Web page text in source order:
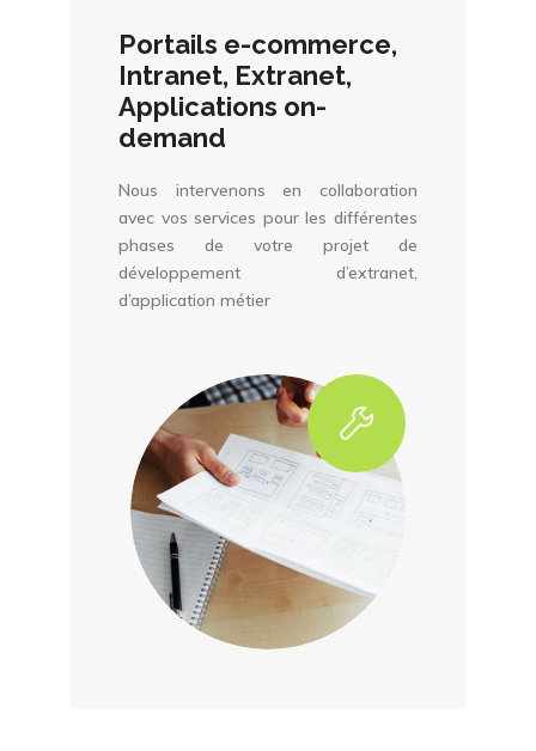
Portails e-commerce,
Intranet, Extranet,
Applications on-
demand
Nous intervenons en collaboration
avec vos services pour les différentes
phases de votre projet de
développement d’extranet,
d’application métier